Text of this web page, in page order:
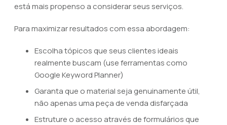
está mais propenso a considerar seus serviços.
Para maximizar resultados com essa abordagem:
Escolha tópicos que seus clientes ideais
realmente buscam (use ferramentas como
Google Keyword Planner)
Garanta que o material seja genuinamente útil,
não apenas uma peça de venda disfarçada
Estruture o acesso através de formulários que